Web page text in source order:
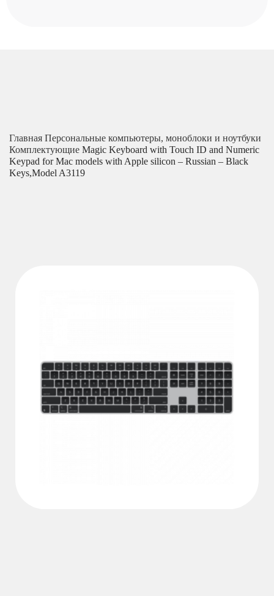
Главная Персональные компьютеры, моноблоки и ноутбуки
Комплектующие Magic Keyboard with Touch ID and Numeric
Keypad for Mac models with Apple silicon – Russian – Black
Keys,Model A3119